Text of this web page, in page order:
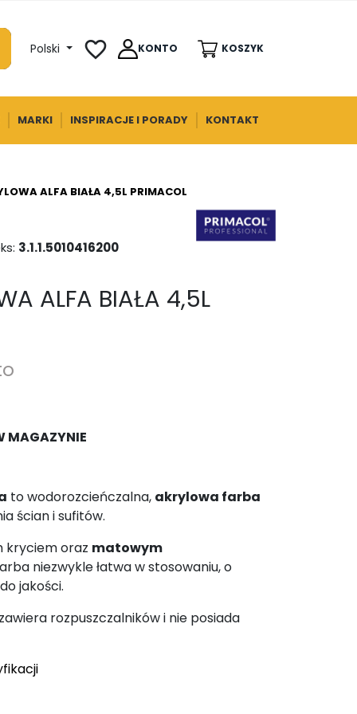
Polski favorite_border KONTO KOSZYK
MARKI INSPIRACJE I PORADY KONTAKT
ALFA BIAŁA 4,5L PRIMACOL
3.1.1.5010416200
ALFA BIAŁA 4,5L
MAGAZYNIE
to wodorozcieńczalna, akrylowa farba
ścian i sufitów.
kryciem oraz matowym
niezwykle łatwa w stosowaniu, o
jakości.
rozpuszczalników i nie posiada